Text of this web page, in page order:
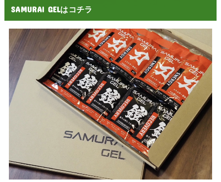
SAMURAI GELはコチラ